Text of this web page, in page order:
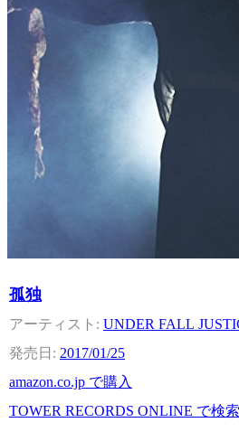
孤独
UNDER FALL
2017/01/25
amazon.co.jp で購入
TOWER RECORDS ONLINE で検索